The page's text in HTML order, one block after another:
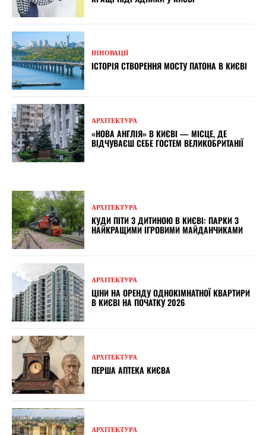
ІННОВАЦІЇ
ІСТОРІЯ СТВОРЕННЯ МОСТУ ПАТОНА В КИЄВІ
АРХІТЕКТУРА
«НОВА АНГЛІЯ» В КИЄВІ — МІСЦЕ, ДЕ
ВІДЧУВАЄШ СЕБЕ ГОСТЕМ ВЕЛИКОБРИТАНІЇ
АРХІТЕКТУРА
КУДИ ПІТИ З ДИТИНОЮ В КИЄВІ: ПАРКИ З
НАЙКРАЩИМИ ІГРОВИМИ МАЙДАНЧИКАМИ
АРХІТЕКТУРА
ЦІНИ НА ОРЕНДУ ОДНОКІМНАТНОЇ КВАРТИРИ
В КИЄВІ НА ПОЧАТКУ 2026
АРХІТЕКТУРА
ПЕРША АПТЕКА КИЄВА
АРХІТЕКТУРА